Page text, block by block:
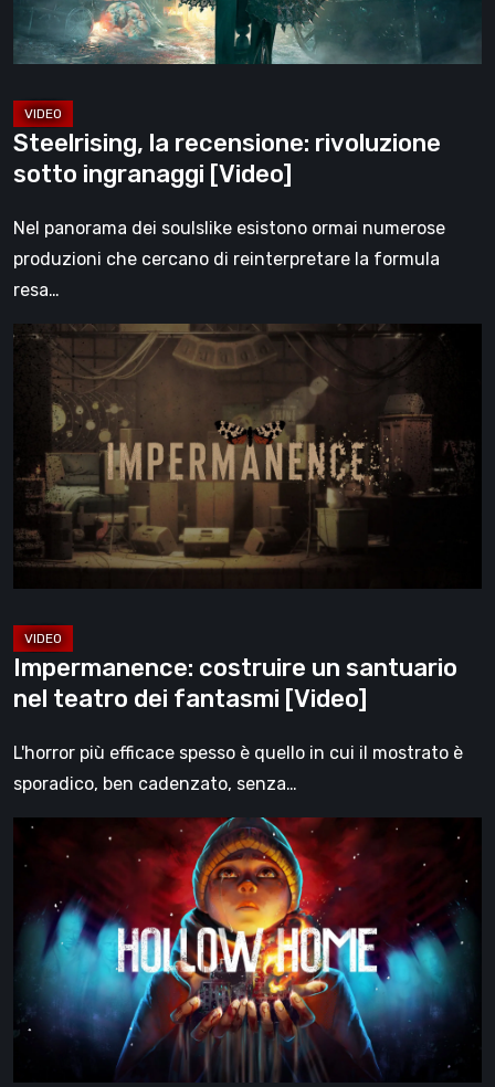
Steelrising, la recensione: rivoluzione
sotto ingranaggi [Video]
Nel panorama dei soulslike esistono ormai numerose
produzioni che cercano di reinterpretare la formula
resa…
Impermanence:
costruire
santuario
nel
teatro
fantasmi
[Video]
Impermanence: costruire un santuario
nel teatro dei fantasmi [Video]
L'horror più efficace spesso è quello in cui il mostrato è
sporadico, ben cadenzato, senza…
Hollow
Home
Anteprima:
l’ultimo
giorno
normale